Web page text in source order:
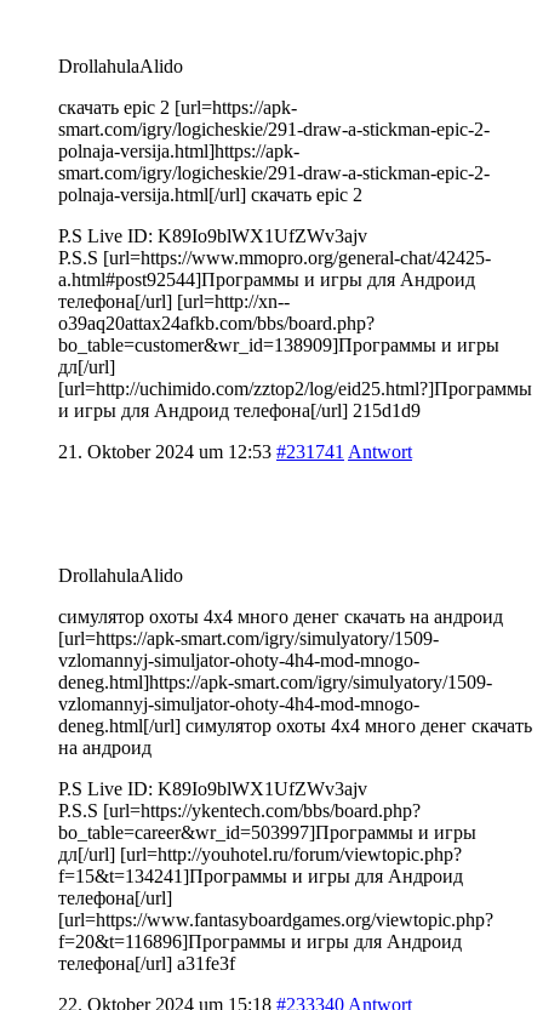
DrollahulaAlido
скачать epic 2 [url=https://apk-
smart.com/igry/logicheskie/291-draw-a-stickman-epic-2-
polnaja-versija.html]https://apk-
smart.com/igry/logicheskie/291-draw-a-stickman-epic-2-
polnaja-versija.html[/url] скачать epic 2
P.S Live ID: K89Io9blWX1UfZWv3ajv
P.S.S [url=https://www.mmopro.org/general-chat/42425-
a.html#post92544]Программы и игры для Андроид
телефона[/url] [url=http://xn--
o39aq20attax24afkb.com/bbs/board.php?
bo_table=customer&wr_id=138909]Программы и игры
дл[/url]
[url=http://uchimido.com/zztop2/log/eid25.html?]Программы
и игры для Андроид телефона[/url] 215d1d9
21. Oktober 2024 um 12:53 #231741 Antwort
DrollahulaAlido
симулятор охоты 4х4 много денег скачать на андроид
[url=https://apk-smart.com/igry/simulyatory/1509-
vzlomannyj-simuljator-ohoty-4h4-mod-mnogo-
deneg.html]https://apk-smart.com/igry/simulyatory/1509-
vzlomannyj-simuljator-ohoty-4h4-mod-mnogo-
deneg.html[/url] симулятор охоты 4х4 много денег скачать
на андроид
P.S Live ID: K89Io9blWX1UfZWv3ajv
P.S.S [url=https://ykentech.com/bbs/board.php?
bo_table=career&wr_id=503997]Программы и игры
дл[/url] [url=http://youhotel.ru/forum/viewtopic.php?
f=15&t=134241]Программы и игры для Андроид
телефона[/url]
[url=https://www.fantasyboardgames.org/viewtopic.php?
f=20&t=116896]Программы и игры для Андроид
телефона[/url] a31fe3f
22. Oktober 2024 um 15:18 #233340 Antwort